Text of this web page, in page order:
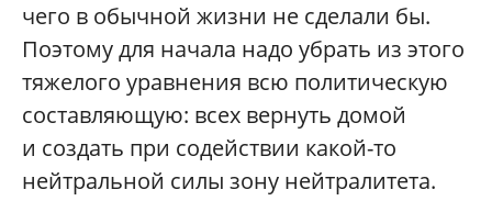
чего в обычной жизни не сделали бы.
Поэтому для начала надо убрать из этого
тяжелого уравнения всю политическую
составляющую: всех вернуть домой
и создать при содействии какой-то
нейтральной силы зону нейтралитета.